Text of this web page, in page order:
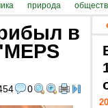
природа
в
0